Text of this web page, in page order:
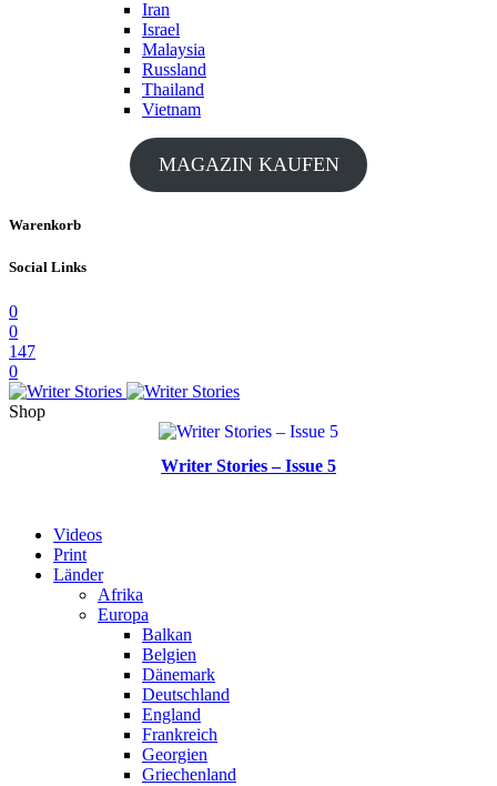
Iran
Israel
Malaysia
Russland
Thailand
Vietnam
MAGAZIN KAUFEN
Warenkorb
Social Links
0
0
147
0
Shop
Writer Stories – Issue 5
Videos
Print
Länder
Afrika
Europa
Balkan
Belgien
Dänemark
Deutschland
England
Frankreich
Georgien
Griechenland